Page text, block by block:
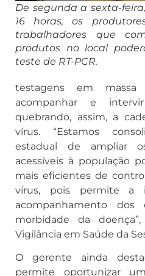
De segunda a sexta-
16 horas, os
trabalhadores que
produtos no local
teste de RT-PCR.
testagens em
acompanhar e
quebrando, assim, a
vírus. “Estamos
estadual de ampliar
acessíveis à população
mais eficientes de
vírus, pois permite a
acompanhamento
morbidade da
Vigilância em Saúde da
O gerente ainda
permite oportunizar